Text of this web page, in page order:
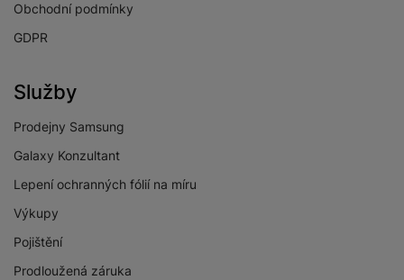
Obchodní podmínky
GDPR
Služby
Prodejny Samsung
Galaxy Konzultant
Lepení ochranných fólií na míru
Výkupy
Pojištění
Prodloužená záruka